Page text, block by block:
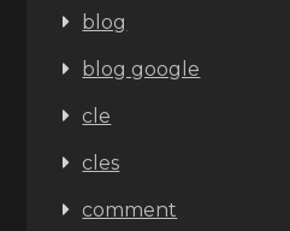
blog
blog google
cle
cles
comment